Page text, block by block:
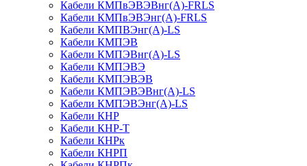
Кабели КМПвЭВЭВнг(А)-FRLS
Кабели КМПвЭВЭнг(А)-FRLS
Кабели КМПВЭнг(А)-LS
Кабели КМПЭВ
Кабели КМПЭВнг(А)-LS
Кабели КМПЭВЭ
Кабели КМПЭВЭВ
Кабели КМПЭВЭВнг(А)-LS
Кабели КМПЭВЭнг(А)-LS
Кабели КНР
Кабели КНР-Т
Кабели КНРк
Кабели КНРП